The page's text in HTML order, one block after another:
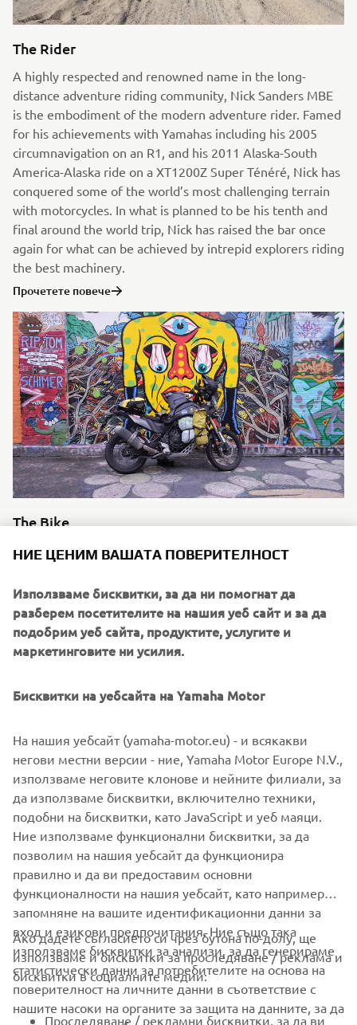
The Rider
A highly respected and renowned name in the long-
distance adventure riding community, Nick Sanders MBE
is the embodiment of the modern adventure rider. Famed
for his achievements with Yamahas including his 2005
circumnavigation on an R1, and his 2011 Alaska-South
America-Alaska ride on a XT1200Z Super Ténéré, Nick has
conquered some of the world’s most challenging terrain
with motorcycles. In what is planned to be his tenth and
final around the world trip, Nick has raised the bar once
again for what can be achieved by intrepid explorers riding
the best machinery.
Прочетете повече
The Bike
The latest generation of Yamaha’s iconic adventure
choice for his epic journey. Packed with cutting edge
technology that allows the rider to enjoy smooth tarmac
riding and transition to off-road effortlessly, the bike is
the ideal companion for a cross-continent journey of this
Прочетете повече
CORPORATE
FOR BUSINESS
НИЕ ЦЕНИМ ВАШАТА ПОВЕРИТЕЛНОСТ
Използваме бисквитки, за да ни помогнат да
разберем посетителите на нашия уеб сайт и за да
подобрим уеб сайта, продуктите, услугите и
маркетинговите ни усилия.
Бисквитки на уебсайта на Yamaha Motor
На нашия уебсайт (yamaha-motor.eu) - и всякакви
негови местни версии - ние, Yamaha Motor Europe N.V.,
използваме неговите клонове и нейните филиали, за
да използваме бисквитки, включително техники,
подобни на бисквитки, като JavaScript и уеб маяци.
Ние използваме функционални бисквитки, за да
позволим на нашия уебсайт да функционира
правилно и да ви предоставим основни
функционалности на нашия уебсайт, като например
запомняне на вашите идентификационни данни за
вход и езикови предпочитания. Ние също така
използваме бисквитки за анализи, за да генерираме
статистически данни за потребителите на основа на
поверителност на личните данни в съответствие с
нашите насоки на органите за защита на данните, за да
Ако дадете съгласието си чрез бутона по-долу, ще
използваме и бисквитки за проследяване / реклама и
бисквитки в социалните медии:
Проследяване / рекламни бисквитки, за да ви